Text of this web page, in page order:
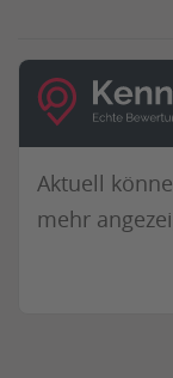
Aktuell
mehr